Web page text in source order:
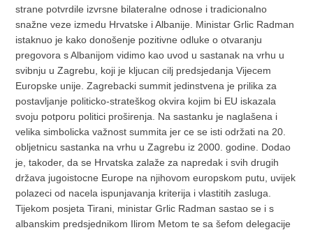
strane potvrdile izvrsne bilateralne odnose i tradicionalno
snažne veze izmedu Hrvatske i Albanije. Ministar Grlic Radman
istaknuo je kako donošenje pozitivne odluke o otvaranju
pregovora s Albanijom vidimo kao uvod u sastanak na vrhu u
svibnju u Zagrebu, koji je kljucan cilj predsjedanja Vijecem
Europske unije. Zagrebacki summit jedinstvena je prilika za
postavljanje politicko-strateškog okvira kojim bi EU iskazala
svoju potporu politici proširenja. Na sastanku je naglašena i
velika simbolicka važnost summita jer ce se isti održati na 20.
obljetnicu sastanka na vrhu u Zagrebu iz 2000. godine. Dodao
je, takoder, da se Hrvatska zalaže za napredak i svih drugih
država jugoistocne Europe na njihovom europskom putu, uvijek
polazeci od nacela ispunjavanja kriterija i vlastitih zasluga.
Tijekom posjeta Tirani, ministar Grlic Radman sastao se i s
albanskim predsjednikom Ilirom Metom te sa šefom delegacije